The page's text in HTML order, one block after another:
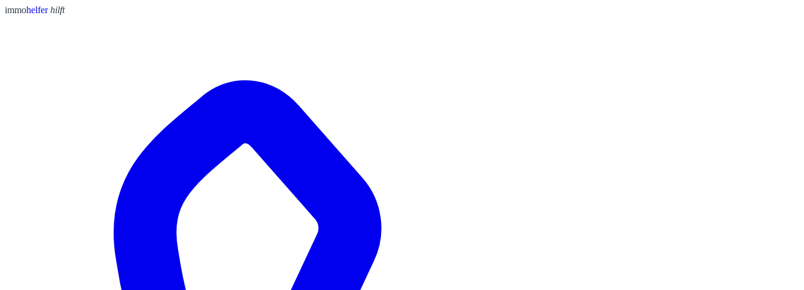
immohelfer hilft